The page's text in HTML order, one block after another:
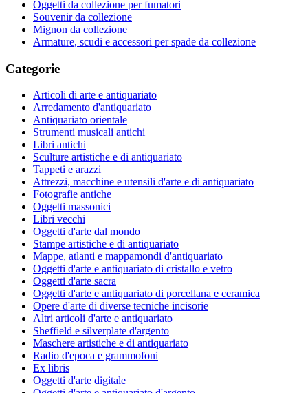
Oggetti da collezione per fumatori
Souvenir da collezione
Mignon da collezione
Armature, scudi e accessori per spade da collezione
Categorie
Articoli di arte e antiquariato
Arredamento d'antiquariato
Antiquariato orientale
Strumenti musicali antichi
Libri antichi
Sculture artistiche e di antiquariato
Tappeti e arazzi
Attrezzi, macchine e utensili d'arte e di antiquariato
Fotografie antiche
Oggetti massonici
Libri vecchi
Oggetti d'arte dal mondo
Stampe artistiche e di antiquariato
Mappe, atlanti e mappamondi d'antiquariato
Oggetti d'arte e antiquariato di cristallo e vetro
Oggetti d'arte sacra
Oggetti d'arte e antiquariato di porcellana e ceramica
Opere d'arte di diverse tecniche incisorie
Altri articoli d'arte e antiquariato
Sheffield e silverplate d'argento
Maschere artistiche e di antiquariato
Radio d'epoca e grammofoni
Ex libris
Oggetti d'arte digitale